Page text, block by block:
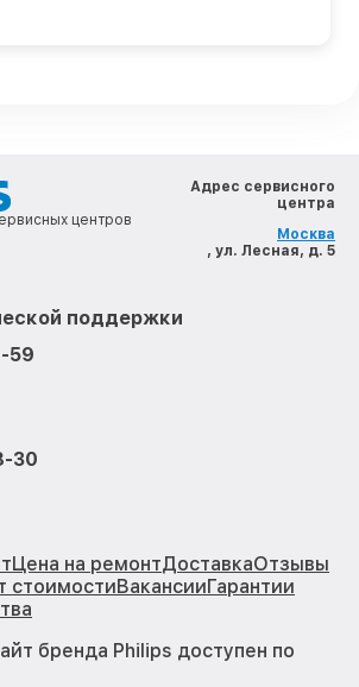
центров
Адрес сервисного
центра
Москва
, ул. Лесная, д. 5
поддержки
59
30
Цена на ремонтДоставкаОтзывы
стоимостиВакансииГарантии
бренда Philips доступен по